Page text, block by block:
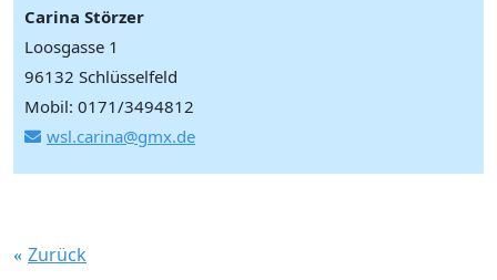
Carina Störzer
Loosgasse 1
96132 Schlüsselfeld
Mobil: 0171/3494812
wsl.carina@gmx.de
Zurück